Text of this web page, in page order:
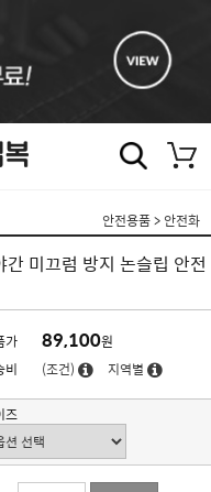
안전용품> 안전화
미끄럼 방지 논슬립 안전
가 89,100원
비
(조건) 지역별
즈